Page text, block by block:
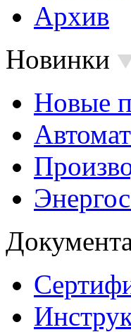
Архив
Новинки
Новые